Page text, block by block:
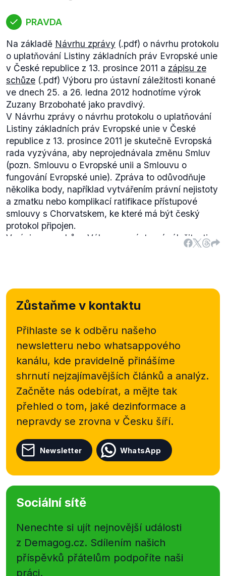
PRAVDA
Na základě Návrhu zprávy (.pdf) o návrhu protokolu
o uplatňování Listiny základních práv Evropské unie
v České republice z 13. prosince 2011 a zápisu ze
schůze (.pdf) Výboru pro ústavní záležitosti konané
ve dnech 25. a 26. ledna 2012 hodnotíme výrok
Zuzany Brzobohaté jako pravdivý.
V Návrhu zprávy o návrhu protokolu o uplatňování
Listiny základních práv Evropské unie v České
republice z 13. prosince 2011 je skutečně Evropská
rada vyzývána, aby neprojednávala změnu Smluv
(pozn. Smlouvu o Evropské unii a Smlouvu o
fungování Evropské unie). Zpráva to odůvodňuje
několika body, například vytvářením právní nejistoty
a zmatku nebo komplikací ratifikace přístupové
smlouvy s Chorvatskem, ke které má být český
protokol připojen.
V zápise ze schůze Výboru pro ústavní záležitosti
konané ve dnech 25. a 26. ledna 2012 v Bruselu se
České republice skončilo nerozhodně 11 pro a 11
proti. Zpráva tak byla prozatím zamítnuta a
vzhledem k tomuto výsledku se Výbor rozhodl
Zůstaňme v kontaktu
Přihlaste se k odběru našeho
newsletteru nebo whatsappového
kanálu, kde pravidelně přinášíme
shrnutí nejzajímavějších článků a analýz.
Začněte nás odebírat, a mějte tak
přehled o tom, jaké dezinformace a
nepravdy se zrovna v Česku šíří.
Newsletter WhatsApp
Sociální sítě
Nenechte si ujít nejnovější události
z Demagog.cz. Sdílením našich
příspěvků přátelům podpoříte naši
práci.